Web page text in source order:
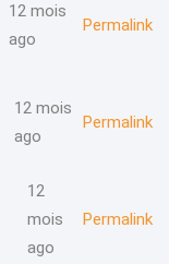
12 mois
ago
Permalink
12 mois
ago
Permalink
12
mois
ago
Permalink